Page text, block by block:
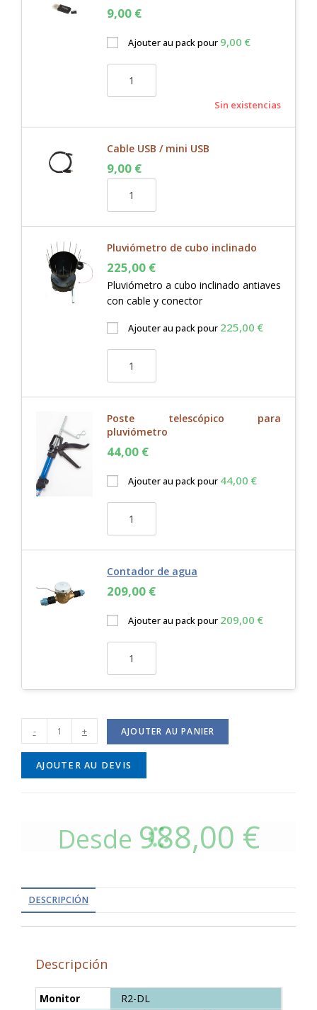
9,00 €
Ajouter au pack pour 9,00 €
Sin existencias
Cable USB / mini USB
9,00 €
Pluviómetro de cubo inclinado
225,00 €
Pluviómetro a cubo inclinado antiaves
con cable y conector
Ajouter au pack pour 225,00 €
Poste telescópico para
pluviómetro
44,00 €
Ajouter au pack pour 44,00 €
Contador de agua
209,00 €
Ajouter au pack pour 209,00 €
- + AJOUTER AU PANIER
AJOUTER AU DEVIS
Desde 988,00 €
DESCRIPCIÓN
Descripción
Monitor
R2-DL